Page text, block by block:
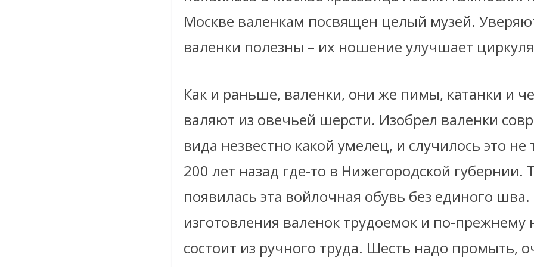
Москве валенкам посвящен целый музей.
валенки полезны – их ношение улучшает
Как и раньше, валенки, они же пимы, катанки и
валяют из овечьей шерсти. Изобрел валенки
вида незвестно какой умелец, и случилось это не
200 лет назад где-то в Нижегородской губернии.
появилась эта войлочная обувь без единого
изготовления валенок трудоемок и по-прежнему
состоит из ручного труда. Шесть надо промыть,